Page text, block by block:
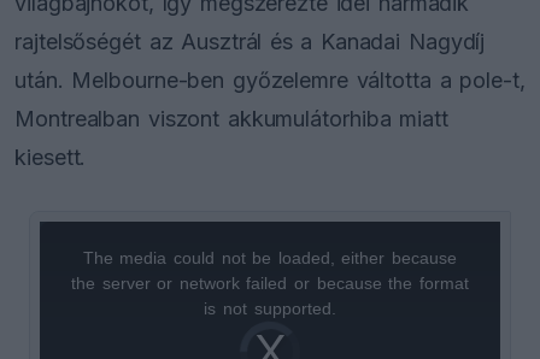
rajtelsőségét az Ausztrál és a Kanadai Nagydíj
után. Melbourne-ben győzelemre váltotta a pole-t,
Montrealban viszont akkumulátorhiba miatt
kiesett.
Video
Player
The media could not be loaded, either because
the server or network failed or because the format
is not supported.